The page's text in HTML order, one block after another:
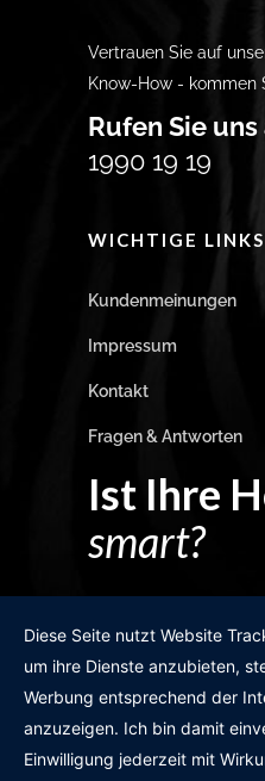
Vertrauen Sie auf
Know-How - kommen
Rufen Sie uns
1990 19 19
WICHTIGE LINKS
Kundenmeinungen
Impressum
Kontakt
Fragen & Antworten
Ist Ihre
smart?
GRATIS
Diese Seite nutzt Website
um ihre Dienste anzubieten,
Werbung entsprechend der
anzuzeigen. Ich bin damit
Einwilligung jederzeit mit